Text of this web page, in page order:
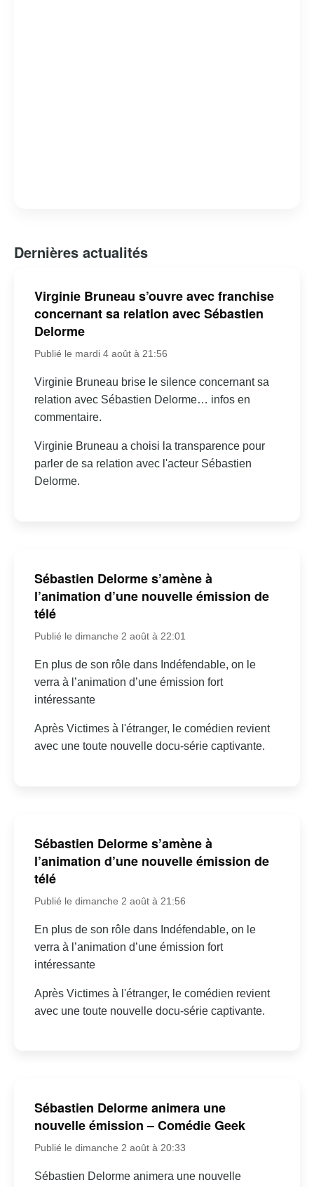
Dernières actualités
Virginie Bruneau s’ouvre avec franchise
concernant sa relation avec Sébastien
Delorme
Publié le mardi 4 août à 21:56
Virginie Bruneau brise le silence concernant sa
relation avec Sébastien Delorme… infos en
commentaire.
Virginie Bruneau a choisi la transparence pour
parler de sa relation avec l'acteur Sébastien
Delorme.
Sébastien Delorme s’amène à
l’animation d’une nouvelle émission de
télé
Publié le dimanche 2 août à 22:01
En plus de son rôle dans Indéfendable, on le
verra à l’animation d’une émission fort
intéressante
Après Victimes à l'étranger, le comédien revient
avec une toute nouvelle docu-série captivante.
Sébastien Delorme s’amène à
l’animation d’une nouvelle émission de
télé
Publié le dimanche 2 août à 21:56
En plus de son rôle dans Indéfendable, on le
verra à l’animation d’une émission fort
intéressante
Après Victimes à l'étranger, le comédien revient
avec une toute nouvelle docu-série captivante.
Sébastien Delorme animera une
nouvelle émission – Comédie Geek
Publié le dimanche 2 août à 20:33
Sébastien Delorme animera une nouvelle